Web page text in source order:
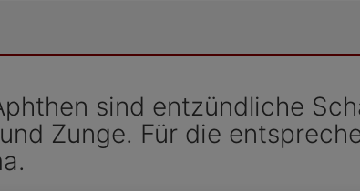
sind entzündliche
Zunge. Für die